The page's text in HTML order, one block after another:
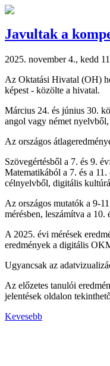
Javultak a
2025. november 4., kedd
Az Oktatási Hivatal (OH)
képest - közölte a hivatal.
Március 24. és június 30.
angol vagy német
Az országos
Szövegértésből a 7. és 9.
Matematikából a 7. és a
célnyelvből, digitális
Az országos mutatók a 9-
mérésben, leszámítva a 10.
A 2025. évi mérések
eredmények a digitális
Ugyancsak az
Az előzetes tanulói
jelentések oldalon
Kevesebb